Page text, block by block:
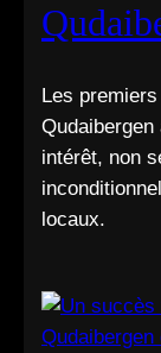
Les
intérêt, non
locaux.